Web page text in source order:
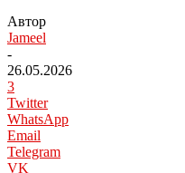
Автор
Jameel
-
26.05.2026
3
Twitter
WhatsApp
Email
Telegram
VK